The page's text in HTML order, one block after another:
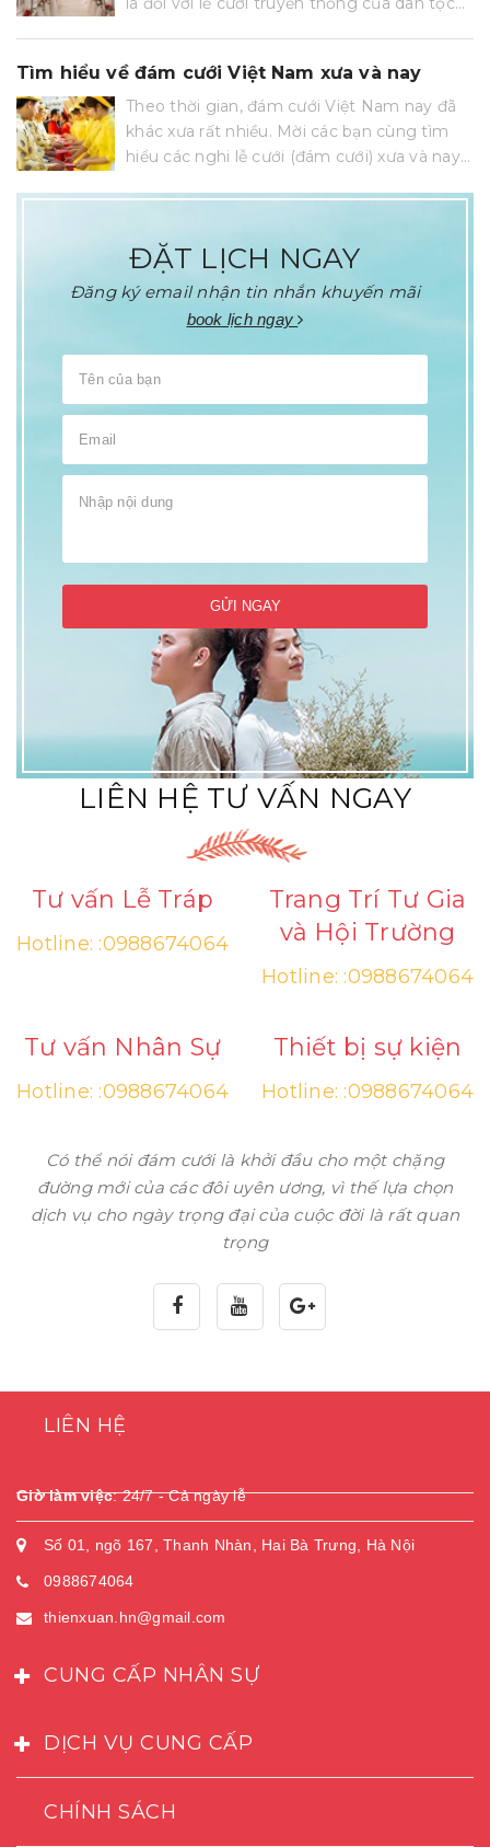
Tìm hiểu về đám cưới Việt Nam xưa và nay
Theo thời gian, đám cưới Việt Nam nay đã
khác xưa rất nhiều. Mời các bạn cùng tìm
hiểu các nghi lễ cưới (đám cưới) xưa và nay
thống cũng như lựa chọn phương...
ĐẶT LỊCH NGAY
Đăng ký email nhận tin nhắn khuyến mãi
book lịch ngay
GỬI NGAY
LIÊN HỆ TƯ VẤN NGAY
Tư vấn Lễ Tráp
Hotline: :0988674064
Trang Trí Tư Gia
và Hội Trường
Hotline: :0988674064
Tư vấn Nhân Sự
Hotline: :0988674064
Thiết bị sự kiện
Hotline: :0988674064
Có thể nói đám cưới là khởi đầu cho một chặng
đường mới của các đôi uyên ương, vì thế lựa chọn
dịch vụ cho ngày trọng đại của cuộc đời là rất quan
trọng
LIÊN HỆ
Giờ làm việc:24/7 - Cả ngày lễ
Số 01, ngõ 167, Thanh Nhàn, Hai Bà Trưng, Hà Nội
0988674064
thienxuan.hn@gmail.com
CUNG CẤP NHÂN SỰ
DỊCH VỤ CUNG CẤP
CHÍNH SÁCH